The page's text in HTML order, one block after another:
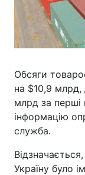
Обсяги
на $10,9 млрд,
млрд за перші
інформацію
служба.
Україну було